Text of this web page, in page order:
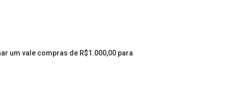
um vale compras de R$1.000,00 para